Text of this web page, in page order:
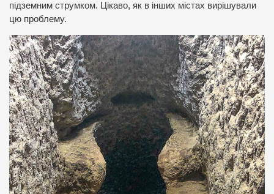
підземним струмком. Цікаво, як в інших містах вирішували
цю проблему.